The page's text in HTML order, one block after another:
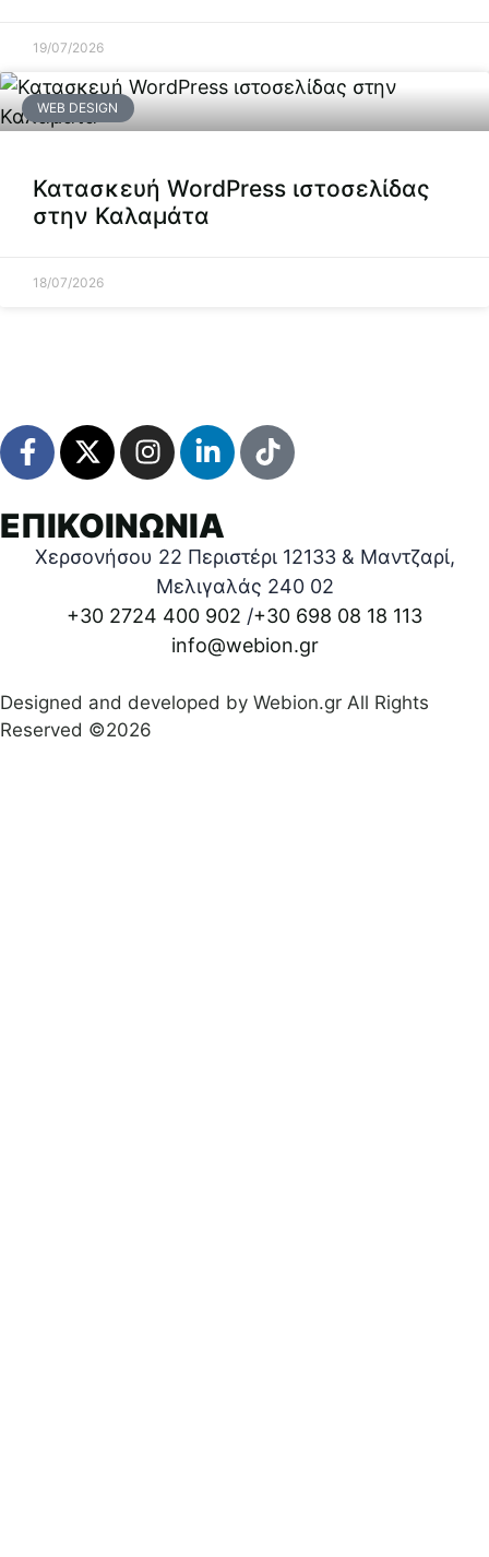
19/07/2026
WEB DESIGN
Κατασκευή WordPress ιστοσελίδας
στην Καλαμάτα
18/07/2026
ΕΠΙΚΟΙΝΩΝΙΑ
Χερσονήσου 22 Περιστέρι 12133 & Μαντζαρί,
Μελιγαλάς 240 02
+30 2724 400 902 /+30 698 08 18 113
info@webion.gr
Designed and developed by Webion.gr All Rights
Reserved ©2026